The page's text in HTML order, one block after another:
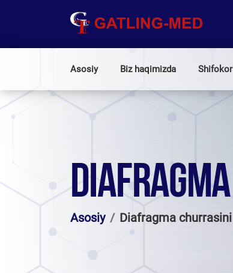
Asosiy Biz haqimizda
Asosiy Diafragma